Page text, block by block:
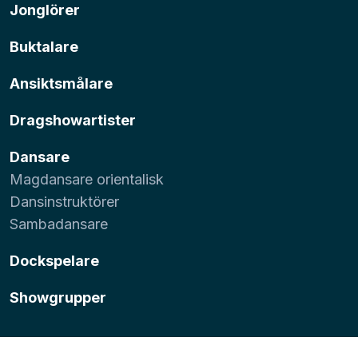
Jonglörer
Buktalare
Ansiktsmålare
Dragshowartister
Dansare
Magdansare orientalisk
Dansinstruktörer
Sambadansare
Dockspelare
Showgrupper